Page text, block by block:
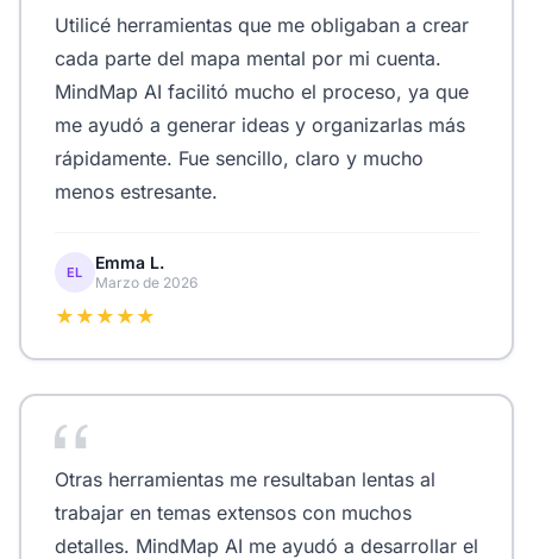
Utilicé herramientas que me obligaban a crear
cada parte del mapa mental por mi cuenta.
MindMap AI facilitó mucho el proceso, ya que
me ayudó a generar ideas y organizarlas más
rápidamente. Fue sencillo, claro y mucho
menos estresante.
EL Emma L.
Marzo de 2026
★★★★★
Otras herramientas me resultaban lentas al
trabajar en temas extensos con muchos
detalles. MindMap AI me ayudó a desarrollar el